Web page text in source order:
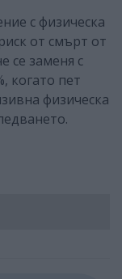
с физическа
от смърт от
се заменя с
когато пет
физическа